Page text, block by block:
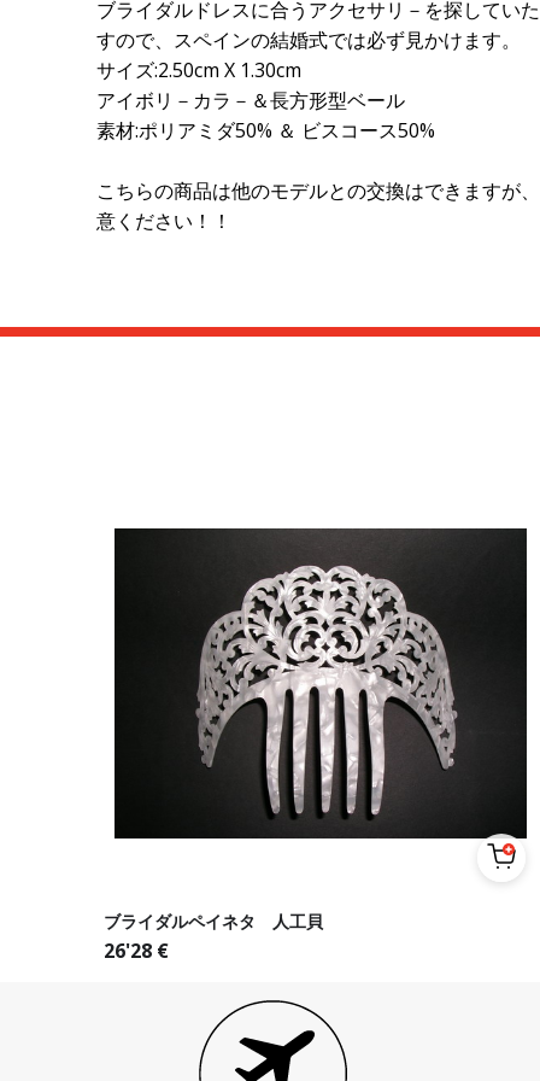
ブライダルドレスに合うアクセサリ－を探してい
すので、スペインの結婚式では必ず見かけます。
サイズ:2.50cm X 1.30cm
アイボリ－カラ－＆長方形型ベール
素材:ポリアミダ50% ＆ ビスコース50%
こちらの商品は他のモデルとの交換はできますが
意ください！！
ブライダルペイネタ 人工貝
26'28 €